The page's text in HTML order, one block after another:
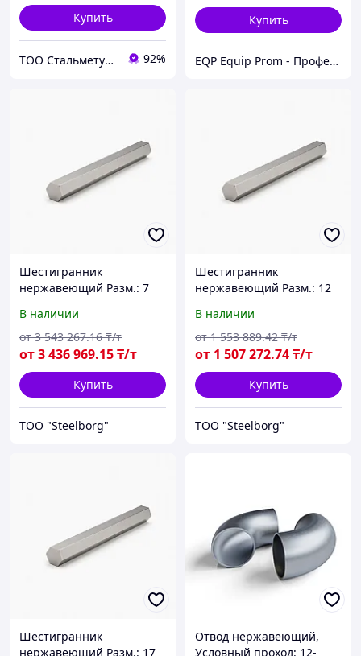
Купить
ТОО Стальметурал 92%
Купить
EQP Equip Prom - Профессиональное оборудование в Казахстане
Шестигранник
нержавеющий Разм.: 7
калиброванный
В наличии
от3 436 969.15₸/т
от 3 543 267.16 ₸/т
Купить
ТОО "Steelborg"
Шестигранник
нержавеющий Разм.: 12
В наличии
от 1 507 272.74₸/т
от 1 553 889.42 ₸/т
Купить
ТОО "Steelborg"
Шестигранник
нержавеющий Разм.: 17
Отвод нержавеющий,
Условный проход: 12-